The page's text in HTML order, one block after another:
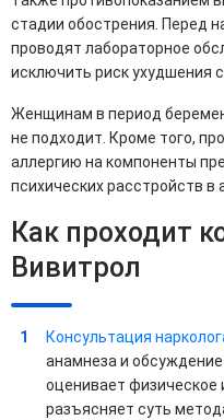
стадии обострения. Перед
проводят лабораторное
исключить риск ухудшения
Женщинам в период
не подходит. Кроме того,
аллергию на компоненты
психических расстройств в
Как проходит
Вивитрол
Консультация
анамнеза и
оценивает физическое
разъясняет суть